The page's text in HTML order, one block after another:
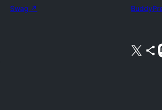
Swag ↗
Visita nuestra cuenta de X
Visita